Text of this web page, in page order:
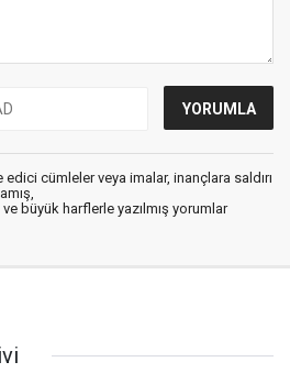
cümleler veya imalar, inançlara saldırı
büyük harflerle yazılmış yorumlar